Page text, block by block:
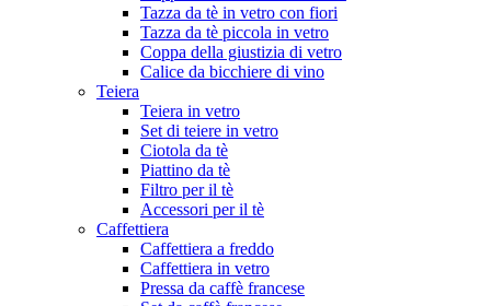
Tazza da tè in vetro con fiori
Tazza da tè piccola in vetro
Coppa della giustizia di vetro
Calice da bicchiere di vino
Teiera
Teiera in vetro
Set di teiere in vetro
Ciotola da tè
Piattino da tè
Filtro per il tè
Accessori per il tè
Caffettiera
Caffettiera a freddo
Caffettiera in vetro
Pressa da caffè francese